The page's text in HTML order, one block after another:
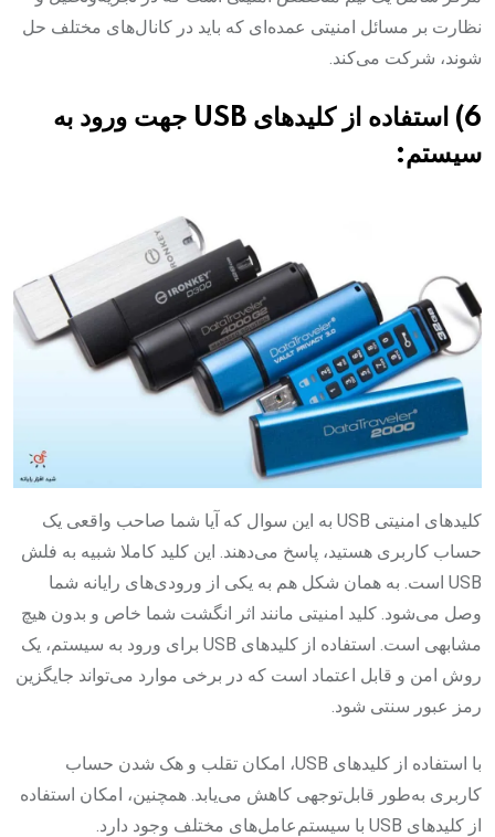
نظارت بر مسائل امنیتی عمده‌ای که باید در کانال‌های مختلف حل
شوند، شرکت می‌کند.
6) استفاده از کلیدهای USB جهت ورود به
سیستم:
کلیدهای امنیتی USB به این سوال که آیا شما صاحب واقعی یک
حساب کاربری هستید، پاسخ می‌دهند. این کلید کاملا شبیه به فلش
USB است. به همان شکل هم به یکی از ورودی‌های رایانه شما
وصل می‌شود. کلید امنیتی مانند اثر انگشت شما خاص و بدون هیچ
مشابهی است. استفاده از کلیدهای USB برای ورود به سیستم، یک
روش امن و قابل اعتماد است که در برخی موارد می‌تواند جایگزین
رمز عبور سنتی شود.
با استفاده از کلیدهای USB، امکان تقلب و هک شدن حساب
کاربری به‌طور قابل‌توجهی کاهش می‌یابد. همچنین، امکان استفاده
از کلیدهای USB با سیستم‌عامل‌های مختلف وجود دارد.